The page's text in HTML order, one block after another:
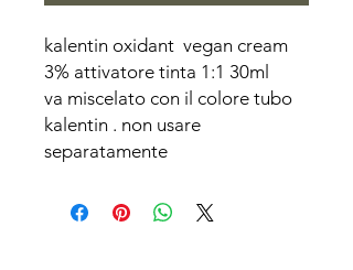
kalentin oxidant vegan cream
3% attivatore tinta 1:1 30ml
va miscelato con il colore tubo
kalentin . non usare
separatamente